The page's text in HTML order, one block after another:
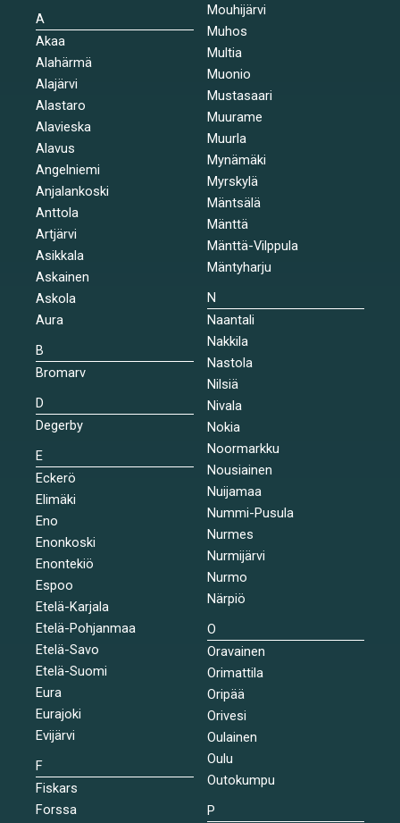
A
Akaa
Alahärmä
Alajärvi
Alastaro
Alavieska
Alavus
Angelniemi
Anjalankoski
Anttola
Artjärvi
Asikkala
Askainen
Askola
Aura
B
Bromarv
D
Degerby
E
Eckerö
Elimäki
Eno
Enonkoski
Enontekiö
Espoo
Etelä-Karjala
Etelä-Pohjanmaa
Etelä-Savo
Etelä-Suomi
Eura
Eurajoki
Evijärvi
F
Fiskars
Forssa
Mouhijärvi
Muhos
Multia
Muonio
Mustasaari
Muurame
Muurla
Mynämäki
Myrskylä
Mäntsälä
Mänttä
Mänttä-Vilppula
Mäntyharju
N
Naantali
Nakkila
Nastola
Nilsiä
Nivala
Nokia
Noormarkku
Nousiainen
Nuijamaa
Nummi-Pusula
Nurmes
Nurmijärvi
Nurmo
Närpiö
O
Oravainen
Orimattila
Oripää
Orivesi
Oulainen
Oulu
Outokumpu
P